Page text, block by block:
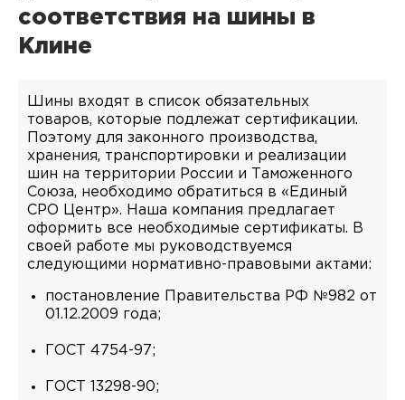
соответствия на шины в
Клине
Шины входят в список обязательных
товаров, которые подлежат сертификации.
Поэтому для законного производства,
хранения, транспортировки и реализации
шин на территории России и Таможенного
Союза, необходимо обратиться в «Единый
СРО Центр». Наша компания предлагает
оформить все необходимые сертификаты. В
своей работе мы руководствуемся
следующими нормативно-правовыми актами:
постановление Правительства РФ №982 от
01.12.2009 года;
ГОСТ 4754-97;
ГОСТ 13298-90;